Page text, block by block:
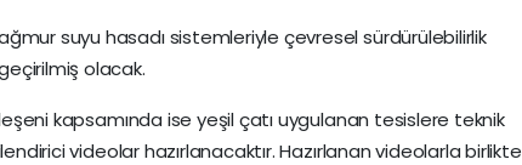
suyu hasadı sistemleriyle çevresel sürdürülebilirlik
olacak.
kapsamında ise yeşil çatı uygulanan tesislere teknik
videolar hazırlanacaktır. Hazırlanan videolarla birlikte